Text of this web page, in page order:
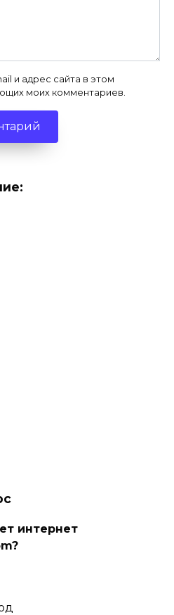
и адрес сайта в этом
моих комментариев.
интернет